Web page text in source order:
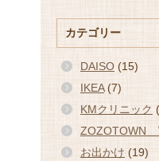
カテゴリー
DAISO (15)
IKEA(7)
KMクリニック
ZOZOTOWN
お出かけ (19)